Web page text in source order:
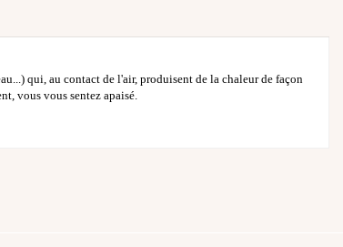
qui, au contact de l'air, produisent de la chaleur de façon
vous vous sentez apaisé.